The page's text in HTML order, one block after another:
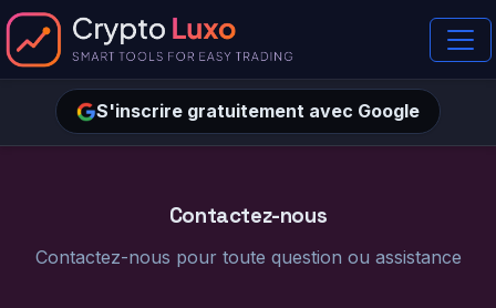
S'inscrire gratuitement avec Google
Contactez-nous
Contactez-nous pour toute question ou assistance